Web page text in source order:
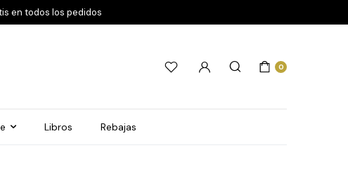
en todos los pedidos
0
Libros Rebajas